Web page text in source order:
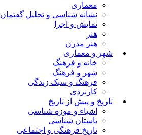
معماری
نشانه شناسی و تحلیل گفتمان
نمایش و اجرا
هنر
هنر مدرن
شهر و معماری
خانه و فرهنگ
شهر و فرهنگ
فرهنگ و سبک زندگی
کاربردی
تاریخ و پیش از تاریخ
اشیاء و موزه شناسی
باستان شناسی
تاریخ فرهنگی و اجتماعی